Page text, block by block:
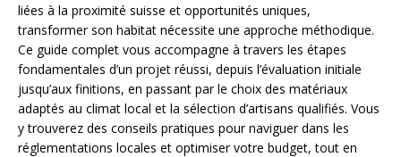
liées à la proximité suisse et opportunités uniques,
transformer son habitat nécessite une approche méthodique.
Ce guide complet vous accompagne à travers les étapes
fondamentales d’un projet réussi, depuis l’évaluation initiale
jusqu’aux finitions, en passant par le choix des matériaux
adaptés au climat local et la sélection d’artisans qualifiés. Vous
y trouverez des conseils pratiques pour naviguer dans les
réglementations locales et optimiser votre budget, tout en